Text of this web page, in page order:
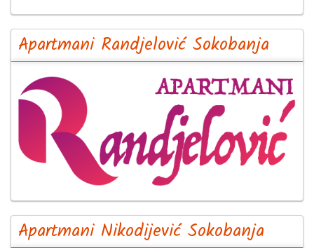
Apartmani Randjelović Sokobanja
Apartmani Nikodijević Sokobanja